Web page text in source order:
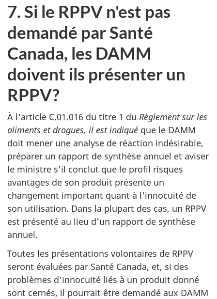
7. Si le RPPV n'est pas
demandé par Santé
Canada, les DAMM
doivent ils présenter un
RPPV?
À l'article C.01.016 du titre 1 du Règlement sur les
aliments et drogues, il est indiqué que le DAMM
doit mener une analyse de réaction indésirable,
préparer un rapport de synthèse annuel et aviser
le ministre s'il conclut que le profil risques
avantages de son produit présente un
changement important quant à l'innocuité de
son utilisation. Dans la plupart des cas, un RPPV
est présenté au lieu d'un rapport de synthèse
annuel.
Toutes les présentations volontaires de RPPV
seront évaluées par Santé Canada, et, si des
problèmes d'innocuité liés à un produit donné
sont cernés, il pourrait être demandé aux DAMM